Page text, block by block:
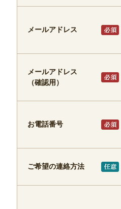
メールアドレス
メールアドレス
（確認用）
お電話番号
ご希望の連絡方法